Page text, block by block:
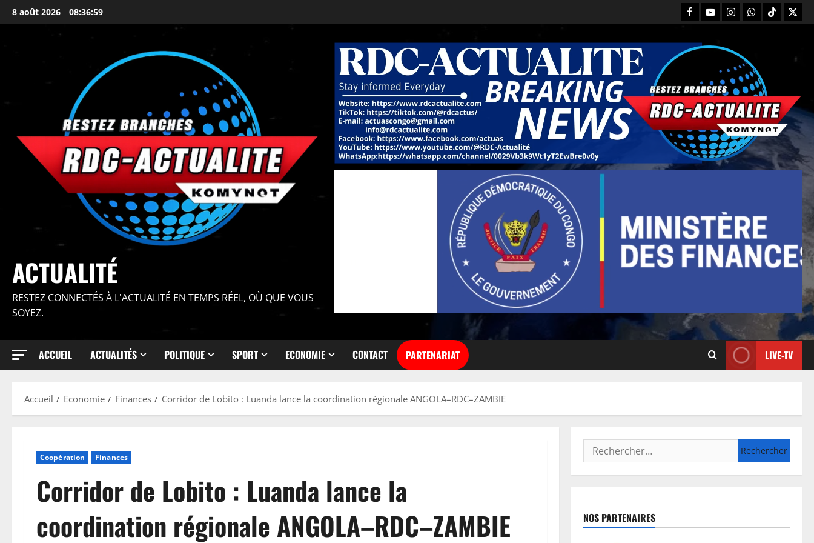
principal
8 août 2026 08:37:01
ACTUALITÉ
RESTEZ CONNECTÉS À L'ACTUALITÉ EN TEMPS RÉEL, OÙ QUE VOUS
SOYEZ.
ACCUEIL ACTUALITÉS POLITIQUE SPORT ECONOMIE CONTACT PARTENARIAT LIVE-TV
Accueil Economie Finances Corridor de Lobito : Luanda lance la coordination régionale ANGOLA–RDC–ZAMBIE
Coopération Finances
Corridor de Lobito : Luanda lance la
coordination régionale ANGOLA–RDC–ZAMBIE
NOS PARTENAIRES